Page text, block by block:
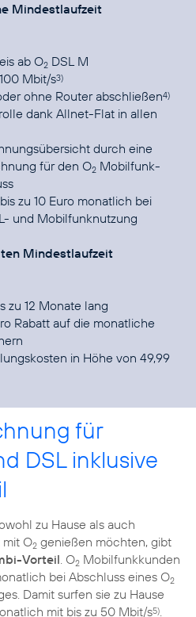
Mindestlaufzeit
ab O2 DSL M
Mbit/s3)
ohne Router abschließen4)
dank Allnet-Flat in allen
durch eine
für den O2 Mobilfunk-
zu 10 Euro monatlich bei
und Mobilfunknutzung
Mindestlaufzeit
zu 12 Monate lang
Rabatt auf die monatliche
in Höhe von 49,99
für
DSL inklusive
zu Hause als auch
O2 genießen möchten, gibt
Vorteil. O2 Mobilfunkkunden
bei Abschluss eines O2
Damit surfen sie zu Hause
mit bis zu 50 Mbit/s5).